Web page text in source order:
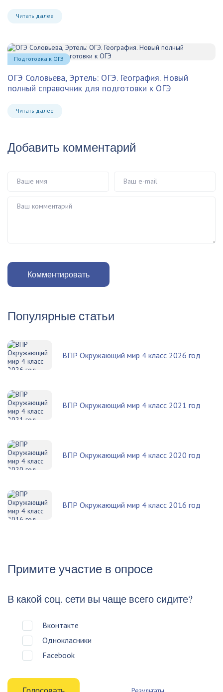
Читать далее
ОГЭ Соловьева, Эртель: ОГЭ. География. Новый
полный справочник для подготовки к ОГЭ
Читать далее
Подготовка к ОГЭ
Добавить комментарий
Комментировать
Популярные статьи
ВПР Окружающий мир 4 класс 2026 год
ВПР Окружающий мир 4 класс 2021 год
ВПР Окружающий мир 4 класс 2020 год
ВПР Окружающий мир 4 класс 2016 год
Примите участие в опросе
В какой соц. сети вы чаще всего сидите?
Вконтакте
Однокласники
Facebook